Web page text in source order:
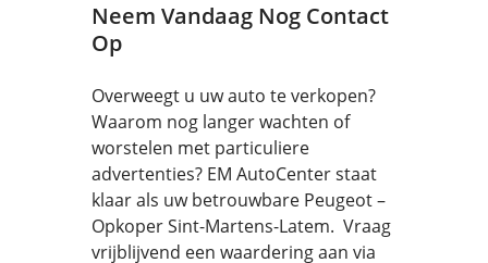
Neem Vandaag Nog Contact
Op
Overweegt u uw auto te verkopen?
Waarom nog langer wachten of
worstelen met particuliere
advertenties? EM AutoCenter staat
klaar als uw betrouwbare Peugeot –
Opkoper Sint-Martens-Latem. Vraag
vrijblijvend een waardering aan via